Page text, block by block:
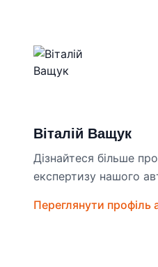
Віталій Ващук
Дізнайтеся більше
експертизу нашого
Переглянути профіль